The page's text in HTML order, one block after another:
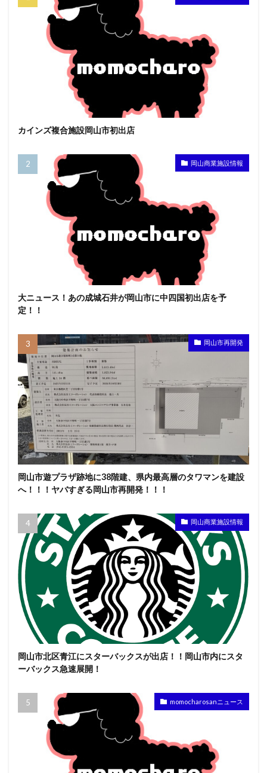
カインズ複合施設岡山市初出店
岡山商業施設情報
大ニュース！あの成城石井が岡山市に中四国初出店を予
定！！
岡山市再開発
岡山市遊プラザ跡地に38階建、県内最高層のタワマンを建設
へ！！！ヤバすぎる岡山市再開発！！！
岡山商業施設情報
岡山市北区青江にスターバックスが出店！！岡山市内にスタ
ーバックス急速展開！
momocharosanニュース